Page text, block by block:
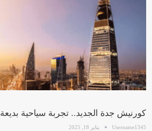
كورنيش جدة الجديد.. تجربة سياحية بديعة
Username1345 يناير 18, 2025